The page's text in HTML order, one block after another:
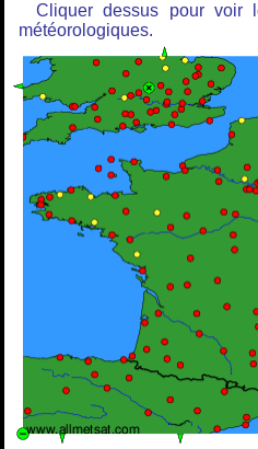
Cliquer dessus pour voir
météorologiques.